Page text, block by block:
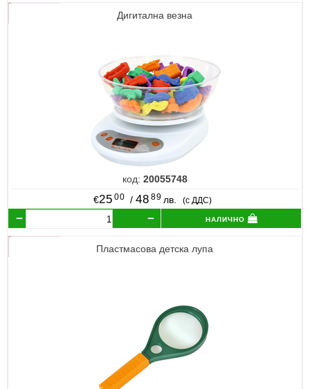
Дигитална везна
код: 20055748
€25 00 / 48 89 лв. (с ДДС)
налично
Пластмасова детска лупа